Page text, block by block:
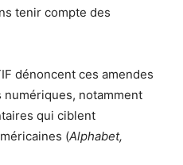
tenir compte des
dénoncent ces amendes
notamment
qui ciblent
(Alphabet,